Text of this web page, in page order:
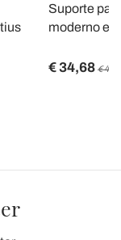
Suporte
moderno
€ 34,68 €